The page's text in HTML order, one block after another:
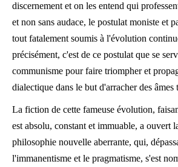
discernement et on les entend qui
et non sans audace, le postulat moniste et
tout fatalement soumis à l'évolution
précisément, c'est de ce postulat que se
communisme pour faire triompher et
dialectique dans le but d'arracher des âmes
La fiction de cette fameuse évolution,
est absolu, constant et immuable, a ouvert
philosophie nouvelle aberrante, qui,
l'immanentisme et le pragmatisme, s'est